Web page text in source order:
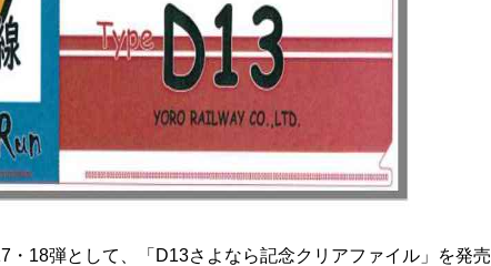
18弾として、「D13さよなら記念クリアファイル」を発売